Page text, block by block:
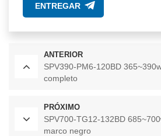
ENTREGAR
ANTERIOR
SPV390-PM6-120BD
completo
PRÓXIMO
SPV700-TG12-132BD
marco negro